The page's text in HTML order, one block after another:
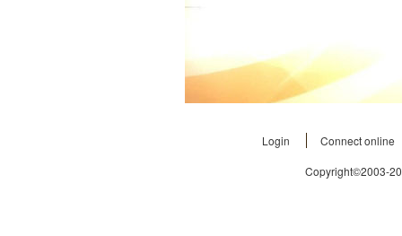
Login
Connect online
Copyright©2003-